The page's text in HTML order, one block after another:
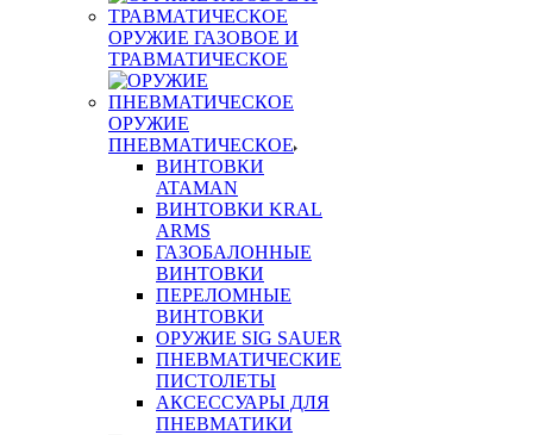
ОРУЖИЕ ГАЗОВОЕ И
ТРАВМАТИЧЕСКОЕ
ОРУЖИЕ
ПНЕВМАТИЧЕСКОЕ
ВИНТОВКИ
ATAMAN
ВИНТОВКИ KRAL
ARMS
ГАЗОБАЛОННЫЕ
ВИНТОВКИ
ПЕРЕЛОМНЫЕ
ВИНТОВКИ
ОРУЖИЕ SIG SAUER
ПНЕВМАТИЧЕСКИЕ
ПИСТОЛЕТЫ
АКСЕССУАРЫ ДЛЯ
ПНЕВМАТИКИ